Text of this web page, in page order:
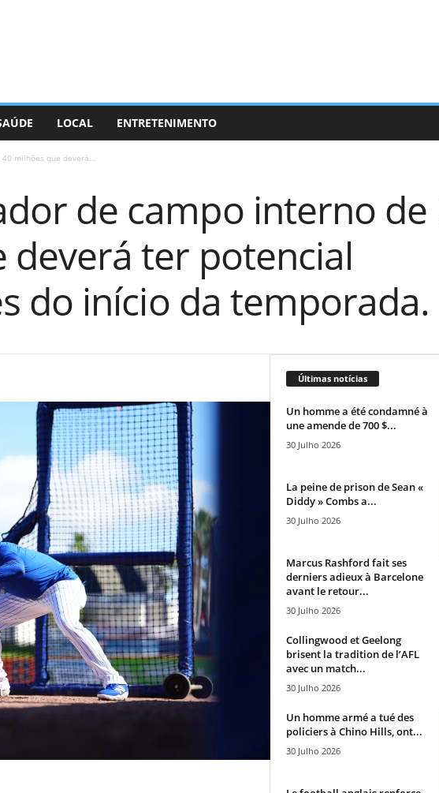
LOCAL ENTRETENIMENTO
milhões que deverá...
de campo interno de
deverá ter potencial
do início da temporada.
Últimas notícias
Un homme a été condamné à
une amende de 700 $...
30 Julho 2026
La peine de prison de Sean «
Diddy » Combs a...
30 Julho 2026
Marcus Rashford fait ses
derniers adieux à Barcelone
avant le retour...
30 Julho 2026
Collingwood et Geelong
brisent la tradition de l’AFL
avec un match...
30 Julho 2026
Un homme armé a tué des
policiers à Chino Hills, ont...
30 Julho 2026